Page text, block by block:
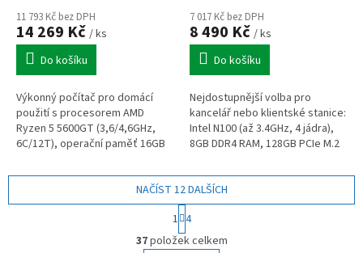
11 793 Kč bez DPH
14 269 Kč / ks
Do košíku
Výkonný počítač pro domácí
použití s procesorem AMD
Ryzen 5 5600GT (3,6/4,6GHz,
6C/12T), operační paměť 16GB
graphics (v CPU), výstupy VGA,
7 017 Kč bez DPH
8 490 Kč / ks
Do košíku
Nejdostupnější volba pro
kancelář nebo klientské stanice:
Intel N100 (až 3.4GHz, 4 jádra),
8GB DDR4 RAM, 128GB PCIe M.2
DP/HDMI/VGA výstupy, Windows
11 Pro
O
NAČÍST 12 DALŠÍCH
S
t
r
1 4
37položek celkem